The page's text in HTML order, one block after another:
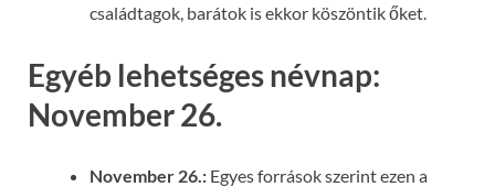
családtagok, barátok is ekkor köszöntik őket.
Egyéb lehetséges névnap:
November 26.
November 26.: Egyes források szerint ezen a